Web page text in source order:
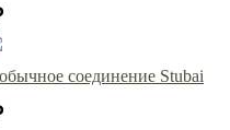
соединение Stubai